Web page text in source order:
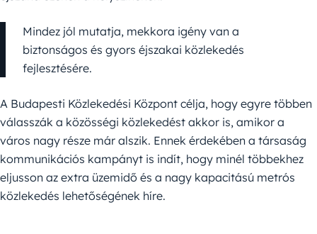
Mindez jól mutatja, mekkora igény van a
biztonságos és gyors éjszakai közlekedés
fejlesztésére.
A Budapesti Közlekedési Központ célja, hogy egyre többen
válasszák a közösségi közlekedést akkor is, amikor a
város nagy része már alszik. Ennek érdekében a társaság
kommunikációs kampányt is indít, hogy minél többekhez
eljusson az extra üzemidő és a nagy kapacitású metrós
közlekedés lehetőségének híre.